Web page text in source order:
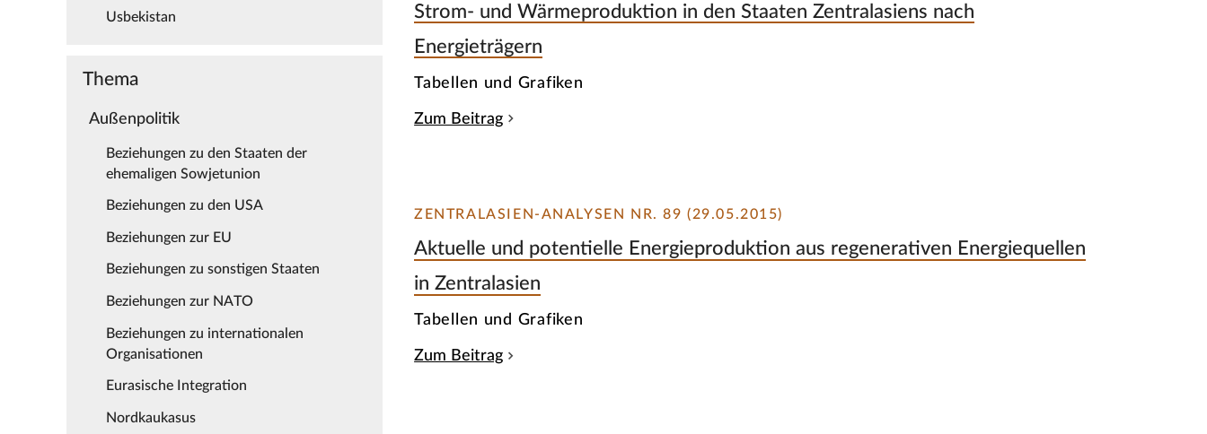
Usbekistan
Thema
Außenpolitik
Beziehungen zu den Staaten der
ehemaligen Sowjetunion
Beziehungen zu den USA
Beziehungen zur EU
Beziehungen zu sonstigen Staaten
Beziehungen zur NATO
Beziehungen zu internationalen
Organisationen
Eurasische Integration
Nordkaukasus
Strom- und Wärmeproduktion in den Staaten Zentralasiens nach
Energieträgern
Tabellen und Grafiken
Zum Beitrag
ZENTRALASIEN-ANALYSEN NR. 89 (29.05.2015)
Aktuelle und potentielle Energieproduktion aus regenerativen Energiequellen
in Zentralasien
Tabellen und Grafiken
Zum Beitrag